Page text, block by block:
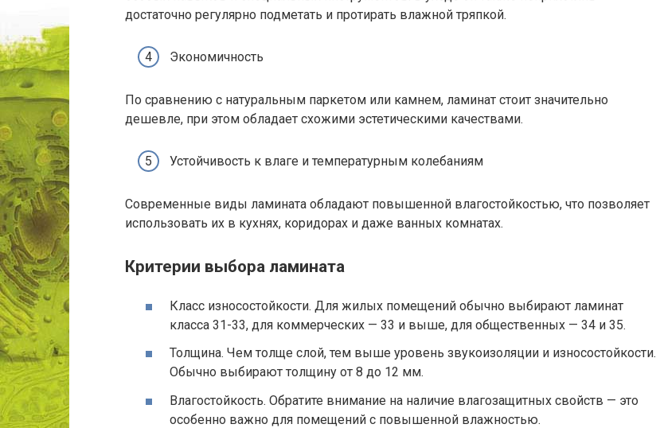
достаточно регулярно подметать и протирать влажной тряпкой.
Экономичность
По сравнению с натуральным паркетом или камнем, ламинат стоит значительно
дешевле, при этом обладает схожими эстетическими качествами.
Устойчивость к влаге и температурным колебаниям
Современные виды ламината обладают повышенной влагостойкостью, что позволяет
использовать их в кухнях, коридорах и даже ванных комнатах.
Критерии выбора ламината
Класс износостойкости. Для жилых помещений обычно выбирают ламинат
класса 31-33, для коммерческих — 33 и выше, для общественных — 34 и 35.
Толщина. Чем толще слой, тем выше уровень звукоизоляции и износостойкости.
Обычно выбирают толщину от 8 до 12 мм.
Влагостойкость. Обратите внимание на наличие влагозащитных свойств — это
особенно важно для помещений с повышенной влажностью.